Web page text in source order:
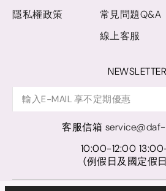
隱私權政策
常見問題Q&A
線上客服
NEWSLETTER
客服信箱
10:00-12:00
(例假日及國定假